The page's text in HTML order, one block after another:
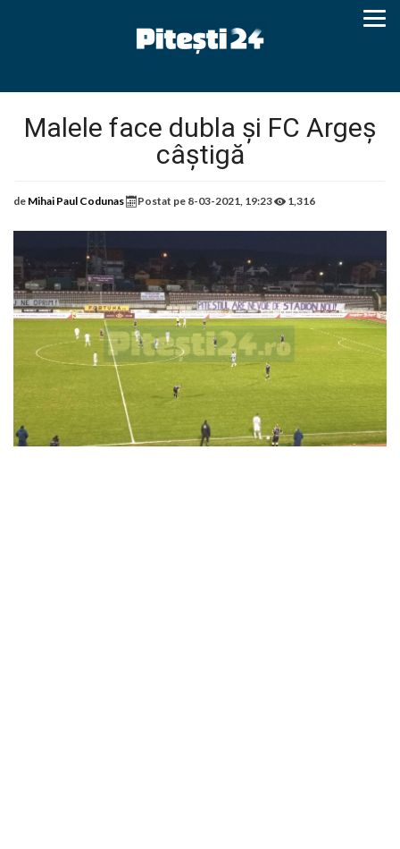
Malele face dubla și FC Argeș
câștigă
de Mihai Paul Codunas Postat pe 8-03-2021, 19:23 1,316